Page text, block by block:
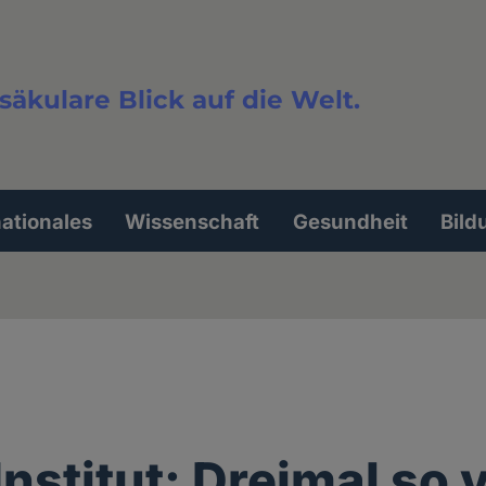
Blick auf die Welt.
Wissenschaft Gesundheit